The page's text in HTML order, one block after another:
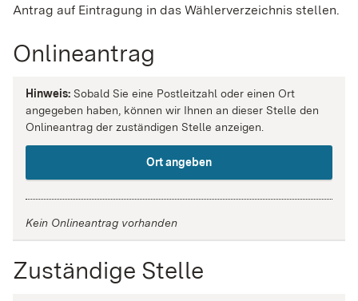
Antrag auf Eintragung in das Wählerverzeichnis stellen.
Onlineantrag
Hinweis: Sobald Sie eine Postleitzahl oder einen Ort
angegeben haben, können wir Ihnen an dieser Stelle den
Onlineantrag der zuständigen Stelle anzeigen.
Ort angeben
Kein Onlineantrag vorhanden
Zuständige Stelle